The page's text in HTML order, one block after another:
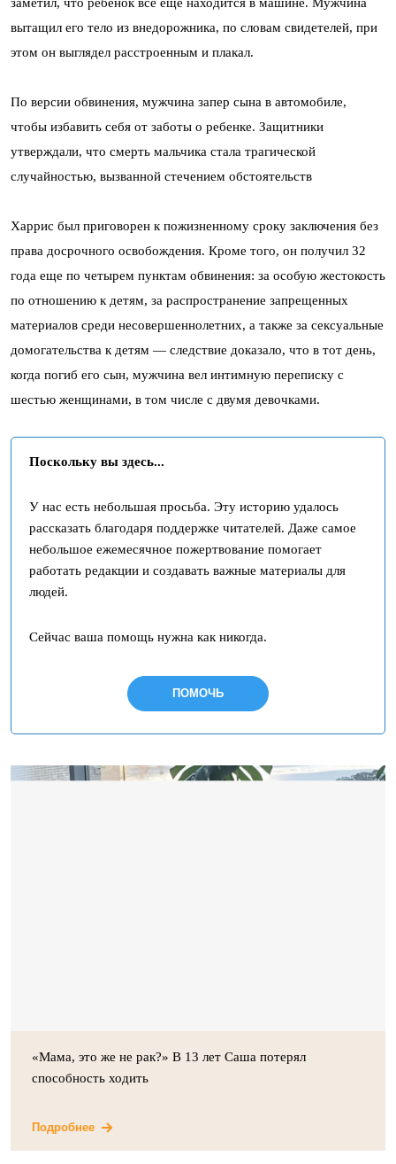
вытащил его тело из внедорожника, по словам свидетелей, при
этом он выглядел расстроенным и плакал.
По версии обвинения, мужчина запер сына в автомобиле,
чтобы избавить себя от заботы о ребенке. Защитники
утверждали, что смерть мальчика стала трагической
случайностью, вызванной стечением обстоятельств
Харрис был приговорен к пожизненному сроку заключения без
права досрочного освобождения. Кроме того, он получил 32
года еще по четырем пунктам обвинения: за особую жестокость
по отношению к детям, за распространение запрещенных
материалов среди несовершеннолетних, а также за сексуальные
домогательства к детям — следствие доказало, что в тот день,
когда погиб его сын, мужчина вел интимную переписку с
шестью женщинами, в том числе с двумя девочками.
Поскольку вы здесь...
У нас есть небольшая просьба. Эту историю удалось
рассказать благодаря поддержке читателей. Даже самое
небольшое ежемесячное пожертвование помогает
работать редакции и создавать важные материалы для
людей.
Сейчас ваша помощь нужна как никогда.
ПОМОЧЬ
«Мама, это же не рак?» В 13 лет Саша потерял
способность ходить
Подробнее